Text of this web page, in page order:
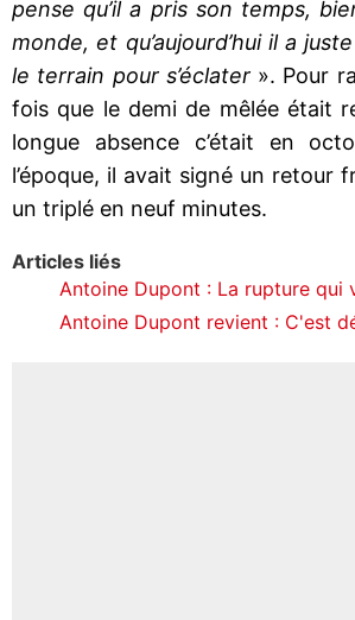
pense qu’il a pris son temps,
monde, et qu’aujourd’hui il a
le terrain pour s’éclater». Pour
fois que le demi de mêlée était
longue absence c’était en
l’époque, il avait signé un retour
un triplé en neuf minutes.
Articles liés
Antoine Dupont : La rupture qui
Antoine Dupont revient : C'est